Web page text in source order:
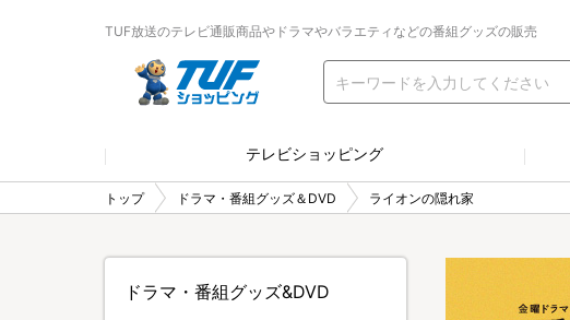
TUF放送のテレビ通販商品やドラマやバラエティなどの番組グッズの販売
テレビショッピング
トップ ドラマ・番組グッズ＆DVD ライオンの隠れ家
ドラマ・番組グッズ&DVD